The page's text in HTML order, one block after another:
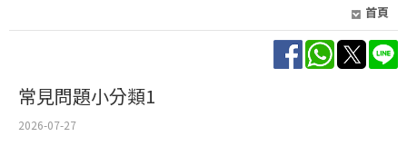
首頁
常見問題小分類1
2026-07-27